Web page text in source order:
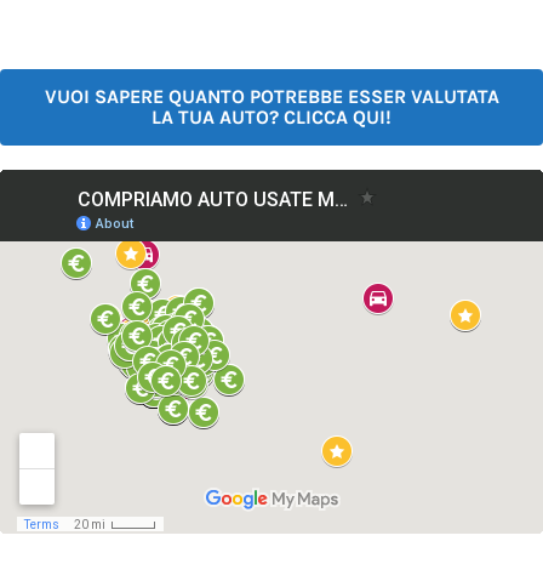
VUOI SAPERE QUANTO POTREBBE ESSER VALUTATA
LA TUA AUTO? CLICCA QUI!